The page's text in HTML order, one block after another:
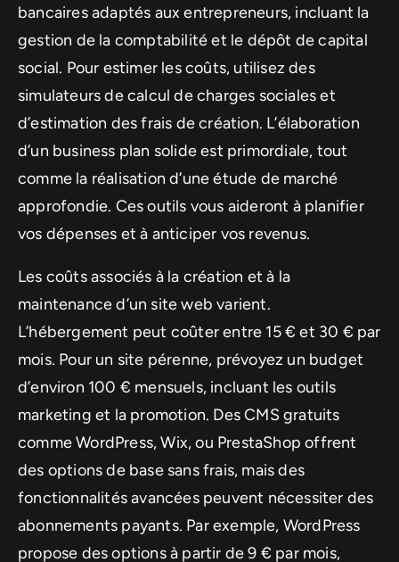
bancaires adaptés aux entrepreneurs, incluant la
gestion de la comptabilité et le dépôt de capital
social. Pour estimer les coûts, utilisez des
simulateurs de calcul de charges sociales et
d’estimation des frais de création. L’élaboration
d’un business plan solide est primordiale, tout
comme la réalisation d’une étude de marché
approfondie. Ces outils vous aideront à planifier
vos dépenses et à anticiper vos revenus.
Les coûts associés à la création et à la
maintenance d’un site web varient.
L’hébergement peut coûter entre 15 € et 30 € par
mois. Pour un site pérenne, prévoyez un budget
d’environ 100 € mensuels, incluant les outils
marketing et la promotion. Des CMS gratuits
comme WordPress, Wix, ou PrestaShop offrent
des options de base sans frais, mais des
fonctionnalités avancées peuvent nécessiter des
abonnements payants. Par exemple, WordPress
propose des options à partir de 9 € par mois,